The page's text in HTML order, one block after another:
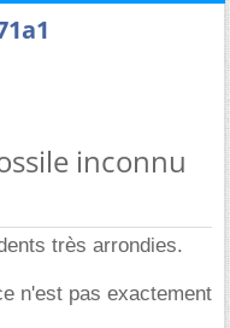
inconnu
très arrondies.
n'est pas exactement